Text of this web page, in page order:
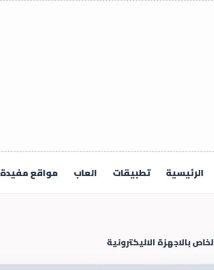
الرئيسية تطبيقات العاب مواقع مفيدة
بالاجهزة الاليكترونية